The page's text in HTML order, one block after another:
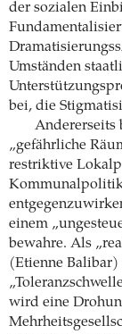
der sozialen
Umständen
bei, die
Andererseits
„gefährliche
restriktive
einem
bewahre. Als
(Etienne
wird eine